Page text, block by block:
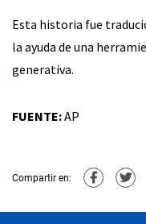
Esta historia fue
la ayuda de una
generativa.
FUENTE:AP
Compartir en: